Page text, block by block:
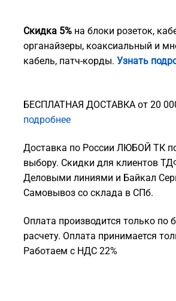
Скидка 5% на блоки розеток,
органайзеры, коаксиальный и
кабель, патч-корды. Узнать
БЕСПЛАТНАЯ ДОСТАВКА от 20
подробнее
Доставка по России ЛЮБОЙ ТК
выбору. Скидки для клиентов
Деловыми линиями и Байкал
Самовывоз со склада в СПб.
Оплата производится только по
расчету. Оплата принимается
Работаем с НДС 22%